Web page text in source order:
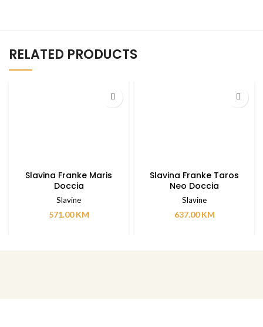
RELATED PRODUCTS
Slavina Franke Maris
Doccia
Slavine
571.00KM
Slavina Franke Taros
Neo Doccia
Slavine
637.00KM